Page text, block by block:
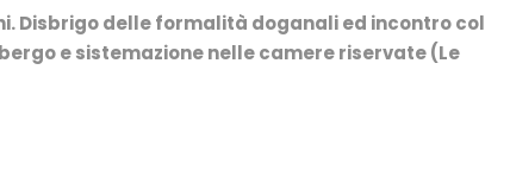
Disbrigo delle formalità doganali ed incontro col
e sistemazione nelle camere riservate (Le